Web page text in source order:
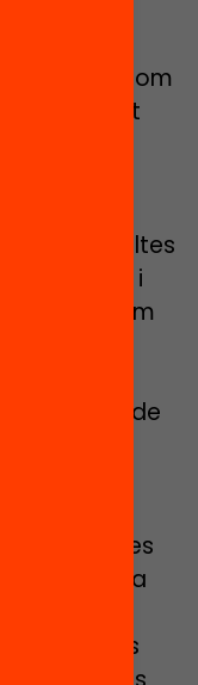
un curs
les
escoles com
la part
haurà moltes
se i
“Haurem
desitjos,
espais
haurem de
És
conductes
ja s’havia
de
menys